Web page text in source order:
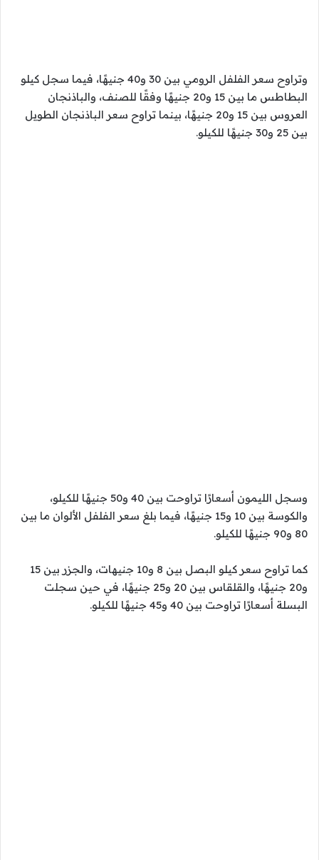
وتراوح سعر الفلفل الرومي بين 30 و40 جنيهًا، فيما سجل كيلو
البطاطس ما بين 15 و20 جنيهًا وفقًا للصنف، والباذنجان
العروس بين 15 و20 جنيهًا، بينما تراوح سعر الباذنجان الطويل
بين 25 و30 جنيهًا للكيلو.
وسجل الليمون أسعارًا تراوحت بين 40 و50 جنيهًا للكيلو،
والكوسة بين 10 و15 جنيهًا، فيما بلغ سعر الفلفل الألوان ما بين
80 و90 جنيهًا للكيلو.
كما تراوح سعر كيلو البصل بين 8 و10 جنيهات، والجزر بين 15
و20 جنيهًا، والقلقاس بين 20 و25 جنيهًا، في حين سجلت
البسلة أسعارًا تراوحت بين 40 و45 جنيهًا للكيلو.